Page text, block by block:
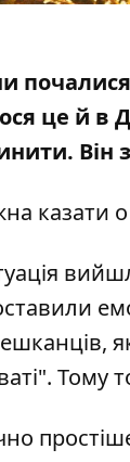
це й в
Він
казати
Тому